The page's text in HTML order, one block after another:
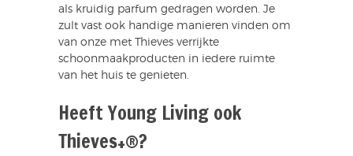
als kruidig parfum gedragen worden. Je
zult vast ook handige manieren vinden om
van onze met Thieves verrijkte
schoonmaakproducten in iedere ruimte
van het huis te genieten.
Heeft Young Living ook
Thieves+®?